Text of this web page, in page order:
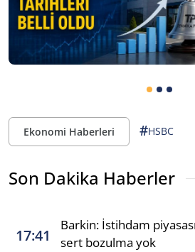
Ekonomi Haberleri #HSBC
Son Dakika Haberler
17:41
Barkin: İstihdam
sert bozulma yok